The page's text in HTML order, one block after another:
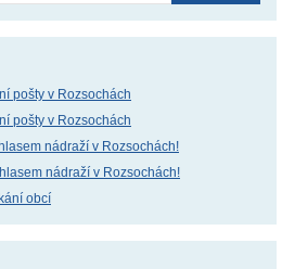
pošty v Rozsochách
pošty v Rozsochách
nádraží v Rozsochách!
nádraží v Rozsochách!
obcí